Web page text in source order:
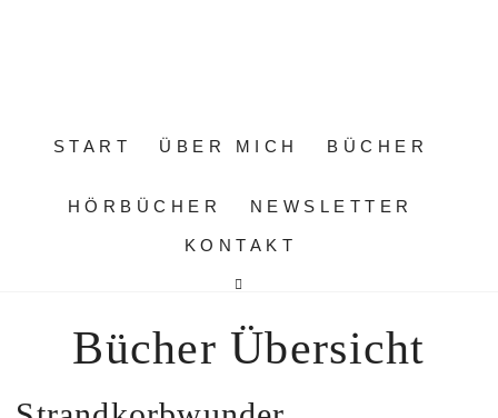
START ÜBER MICH BÜCHER
HÖRBÜCHER NEWSLETTER
KONTAKT
Bücher Übersicht